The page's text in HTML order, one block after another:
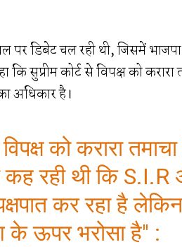
डिबेट चल रही थी, जिसमें भाजपा के
कि सुप्रीम कोर्ट से विपक्ष को
अधिकार है।
को करारा तमाचा
कह रही थी कि
कर रहा है
के ऊपर भरोसा है" :